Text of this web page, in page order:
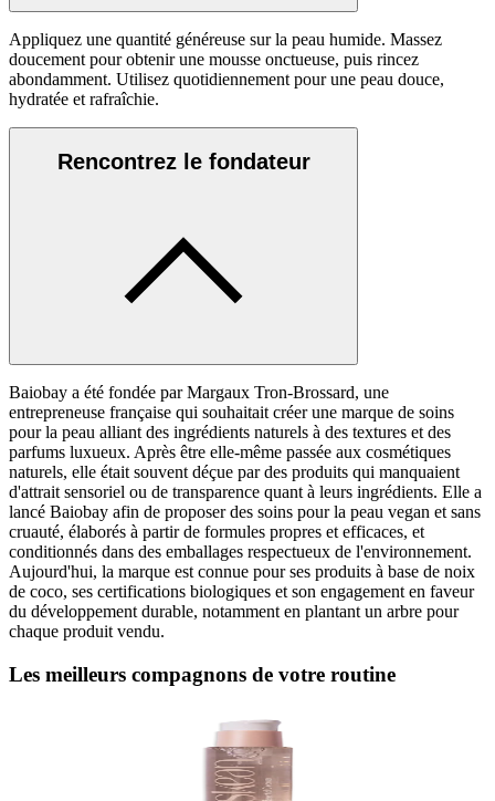
Appliquez une quantité généreuse sur la peau humide. Massez
doucement pour obtenir une mousse onctueuse, puis rincez
abondamment. Utilisez quotidiennement pour une peau douce,
hydratée et rafraîchie.
Rencontrez le fondateur
Baiobay a été fondée par Margaux Tron-Brossard, une
entrepreneuse française qui souhaitait créer une marque de soins
pour la peau alliant des ingrédients naturels à des textures et des
parfums luxueux. Après être elle-même passée aux cosmétiques
naturels, elle était souvent déçue par des produits qui manquaient
d'attrait sensoriel ou de transparence quant à leurs ingrédients. Elle a
lancé Baiobay afin de proposer des soins pour la peau vegan et sans
cruauté, élaborés à partir de formules propres et efficaces, et
conditionnés dans des emballages respectueux de l'environnement.
Aujourd'hui, la marque est connue pour ses produits à base de noix
de coco, ses certifications biologiques et son engagement en faveur
du développement durable, notamment en plantant un arbre pour
chaque produit vendu.
Les meilleurs compagnons de votre routine